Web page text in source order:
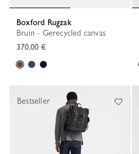
Boxford Rugzak
Bruin - Gerecycled canvas
370,00 €
Bestseller